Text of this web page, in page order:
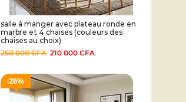
salle à manger avec plateau ronde en
marbre et 4 chaises (couleurs des
chaises au choix)
250 000CFA 210 000 CFA
26%